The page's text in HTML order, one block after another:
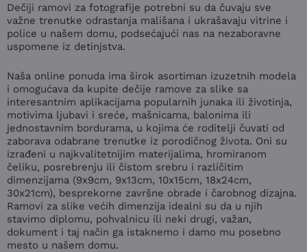
Dečiji ramovi za fotografije potrebni su da čuvaju sve
važne trenutke odrastanja mališana i ukrašavaju vitrine i
police u našem domu, podsećajući nas na nezaboravne
uspomene iz detinjstva.
Naša online ponuda ima širok asortiman izuzetnih modela
i omogućava da kupite dečije ramove za slike sa
interesantnim aplikacijama popularnih junaka ili životinja,
motivima ljubavi i sreće, mašnicama, balonima ili
jednostavnim bordurama, u kojima će roditelji čuvati od
zaborava odabrane trenutke iz porodičnog života. Oni su
izrađeni u najkvalitetnijim materijalima, hromiranom
čeliku, posrebrenju ili čistom srebru i različitim
dimenzijama (9x9cm, 9x13cm, 10x15cm, 18x24cm,
30x21cm), besprekorne završne obrade i čarobnog dizajna.
Ramovi za slike većih dimenzija idealni su da u njih
stavimo diplomu, pohvalnicu ili neki drugi, važan,
dokument i taj način ga istaknemo i damo mu posebno
mesto u našem domu.